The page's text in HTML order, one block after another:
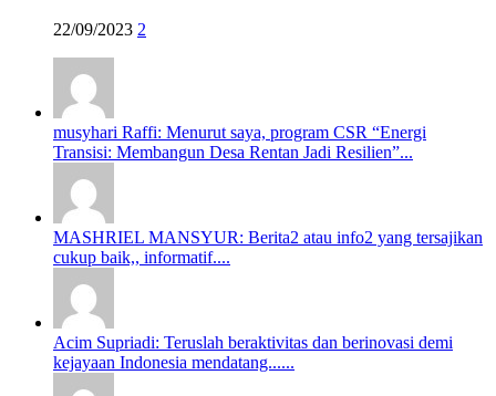
22/09/2023 2
musyhari Raffi: Menurut saya, program CSR “Energi
Transisi: Membangun Desa Rentan Jadi Resilien”...
MASHRIEL MANSYUR: Berita2 atau info2 yang tersajikan
cukup baik,, informatif....
Acim Supriadi: Teruslah beraktivitas dan berinovasi demi
kejayaan Indonesia mendatang......